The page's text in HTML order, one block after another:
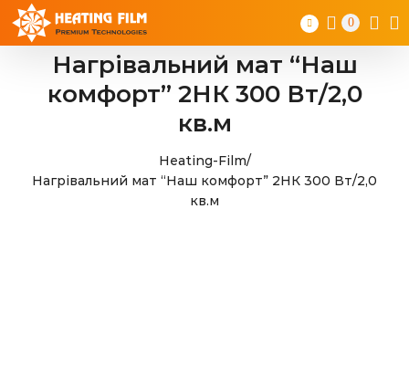
Skip
content
0
Нагрівальний мат “Наш
комфорт” 2НК 300 Вт/2,0
кв.м
Heating-Film/
Нагрівальний мат “Наш комфорт” 2НК 300 Вт/2,0
кв.м